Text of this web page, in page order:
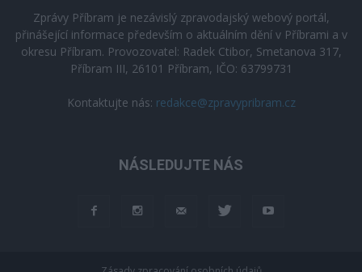
Zprávy Příbram je nezávislý zpravodajský webový portál,
přinášející informace především o aktuálním dění v Příbrami a v
okresu Příbram. Provozovatel: Radek Ctibor, Smetanova 317,
Příbram III, 26101 Příbram, IČO: 63799731
Kontaktujte nás: redakce@zpravypribram.cz
NÁSLEDUJTE NÁS